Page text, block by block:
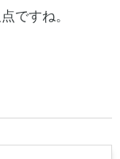
ですね。